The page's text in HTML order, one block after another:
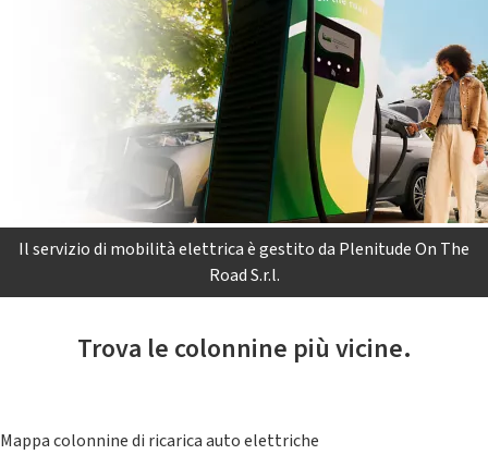
Il servizio di mobilità elettrica è gestito da Plenitude On The
Road S.r.l.
Trova le colonnine più vicine.
Mappa colonnine di ricarica auto elettriche